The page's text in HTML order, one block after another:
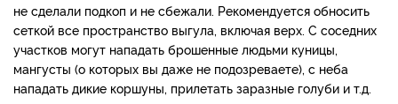
не сделали подкоп и не сбежали. Рекомендуется обносить
сеткой все пространство выгула, включая верх. С соседних
участков могут нападать брошенные людьми куницы,
мангусты (о которых вы даже не подозреваете), с неба
нападать дикие коршуны, прилетать заразные голуби и т.д.